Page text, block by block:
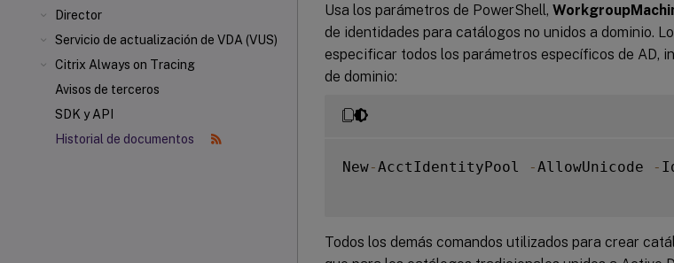
Director
Servicio de actualización de VDA (VUS)
Citrix Always on Tracing
Avisos de terceros
SDK y API
Historial de documentos
Usa los parámetros de PowerShell,
de identidades para catálogos no unidos a dominio.
especificar todos los parámetros específicos de AD,
de dominio:
New-AcctIdentityPool -AllowUnicode -
Todos los demás comandos utilizados para crear